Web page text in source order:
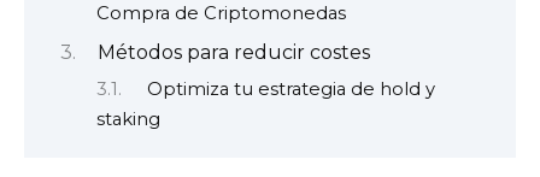
Compra de Criptomonedas
Métodos para reducir costes
Optimiza tu estrategia de hold y
staking